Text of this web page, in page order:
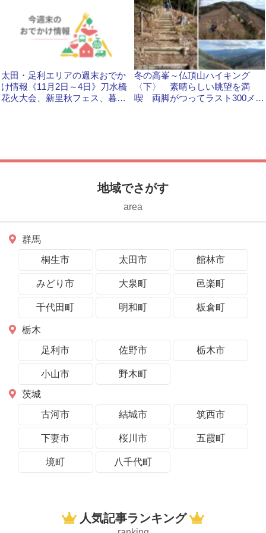
太田・足利エリアの週末おでか
け情報《11月2日～4日》刀水橋
花火大会、新里秋フェス、暮ら
冬の高峯～仏頂山ハイキング
〈下〉 素晴らしい眺望を満
喫 両脚がつってラスト300メー
地域でさがす
area
群馬
桐生市
太田市 館林市
みどり市 大泉町 邑楽町
千代田町 明和町 板倉町
栃木
足利市
佐野市 栃木市
小山市
野木町
茨城
古河市
結城市 筑西市
下妻市 桜川市 五霞町
境町 八千代町
人気記事ランキング